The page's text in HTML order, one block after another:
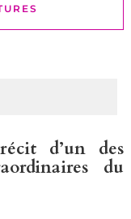
d’un des
du